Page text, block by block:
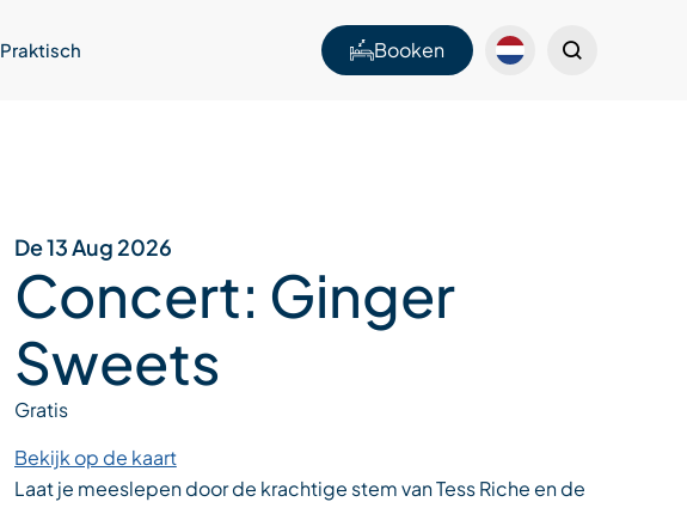
Praktisch Booken
De 13 Aug 2026
Concert: Ginger
Sweets
Gratis
Bekijk op de kaart
Laat je meeslepen door de krachtige stem van Tess Riche en de